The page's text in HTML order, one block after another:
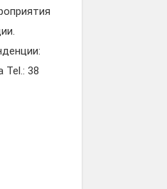
Tel.: 38